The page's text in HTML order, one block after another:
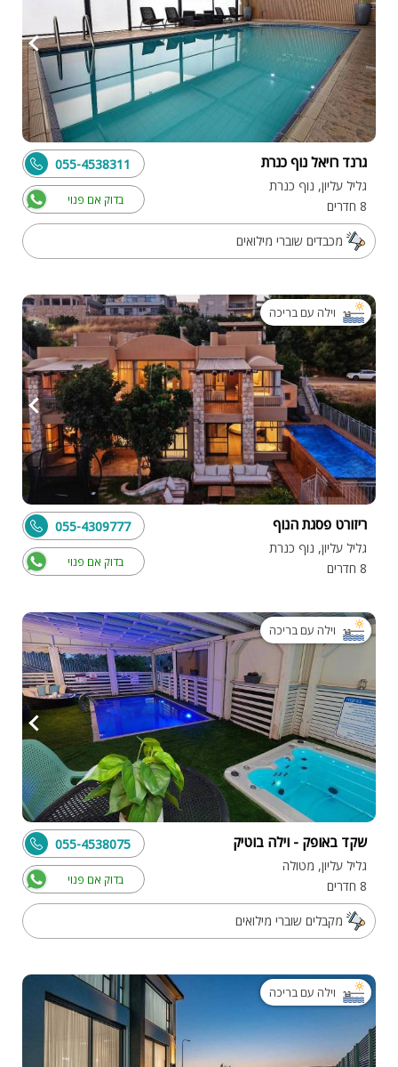
גרנד רויאל נוף כנרת
גליל עליון, נוף כנרת
8 חדרים
בדוק אם פנוי
055-4538311
מכבדים שוברי מילואים
וילה עם בריכה
ריזורט פסגת הנוף
גליל עליון, נוף כנרת
8 חדרים
בדוק אם פנוי
055-4309777
וילה עם בריכה
שקד באופק - וילה בוטיק
גליל עליון, מטולה
8 חדרים
בדוק אם פנוי
055-4538075
מקבלים שוברי מילואים
וילה עם בריכה